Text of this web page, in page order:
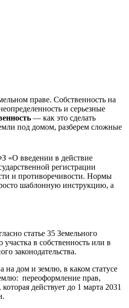
праве. Собственность на
и серьезные
— как это сделать
под домом, разберем сложные
«О введении в действие
регистрации
и противоречивости. Нормы
шаблонную инструкцию, а
статье 35 Земельного
в собственность или в
законодательства.
на дом и землю, в каком статусе
переоформление прав,
действует до 1 марта 2031